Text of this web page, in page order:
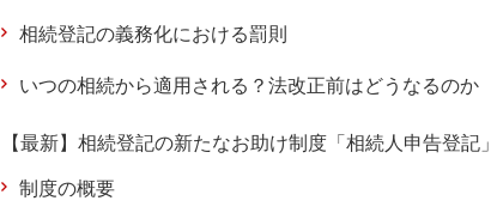
相続登記の義務化における罰則
いつの相続から適用される？法改正前はどうなるのか
【最新】相続登記の新たなお助け制度「相続人申告登記」
制度の概要